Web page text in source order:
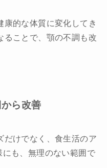
康的な体質に変化してき
ることで、顎の不調も改
ら改善
だけでなく、食生活のア
にも、無理のない範囲で